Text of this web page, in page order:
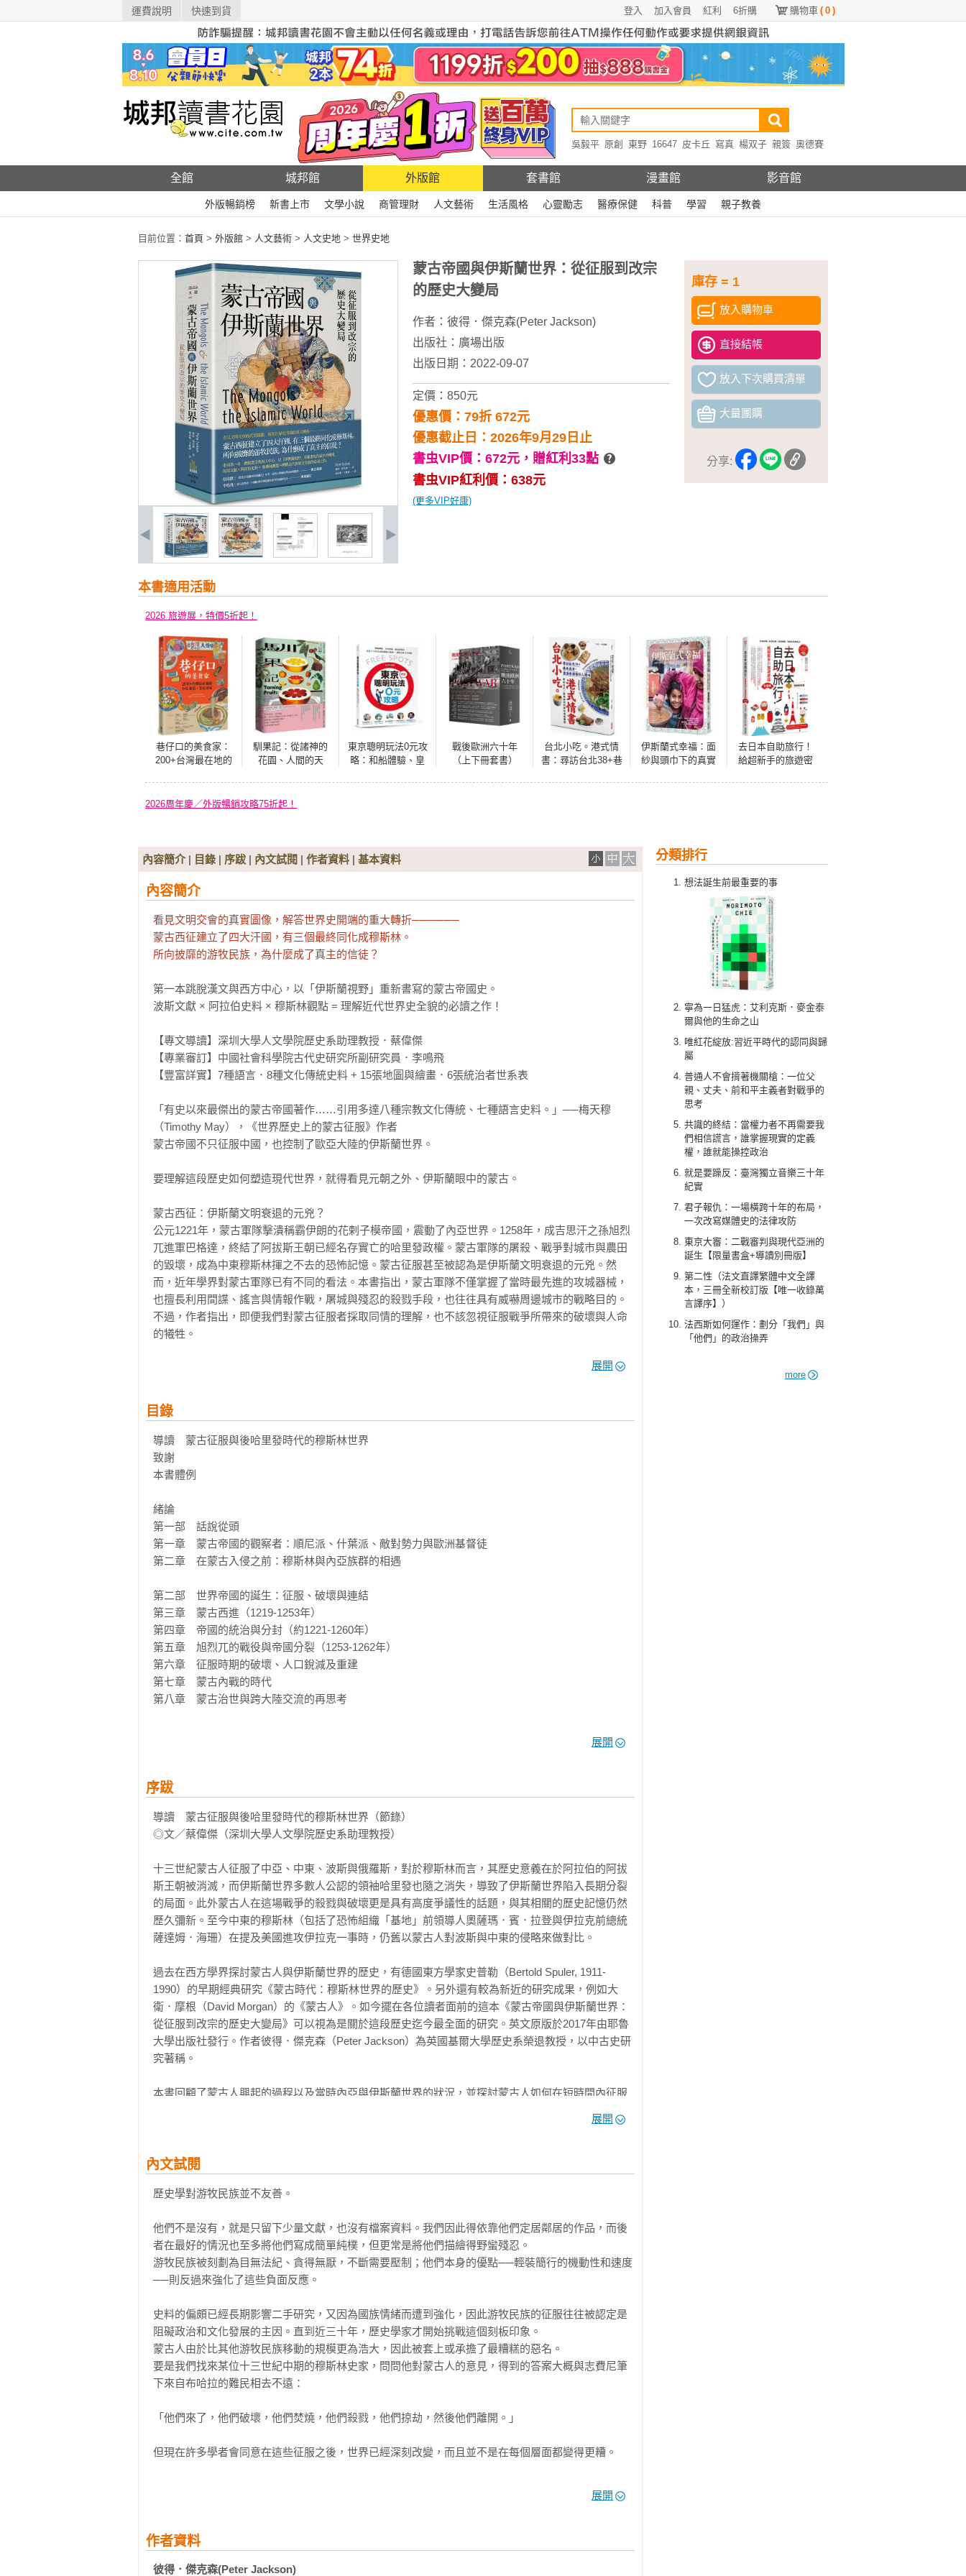
運費說明 快速到貨 購物車 ( 0 )
6折購
紅利
加入會員
登入
吳毅平 原創 東野 16647 皮卡丘 寫真 楊双子 親簽 奧德賽
全館 城邦館 外版館 套書館 漫畫館 影音館
外版暢銷榜 新書上市 文學小說 商管理財 人文藝術 生活風格 心靈勵志 醫療保健 科普 學習 親子教養
目前位置： 首頁 > 外版館 > 人文藝術 > 人文史地 > 世界史地
庫存 = 1
放入購物車
直接結帳
放入下次購買清單
大量團購
分享:
蒙古帝國與伊斯蘭世界：從征服到改宗
的歷史大變局
作者： 彼得．傑克森(Peter Jackson)
出版社： 廣場出版
出版日期：2022-09-07
定價：850元
優惠價：79折 672元
優惠截止日：2026年9月29日止
書虫VIP價：672元， 贈紅利33點
書虫VIP紅利價：638元
(更多VIP好康)
本書適用活動
2026 旅遊展，特價5折起！
巷仔口的美食家：
200+台灣最在地的
馴果記：從諸神的
花園、人間的天
果園改造土地、誘
東京聰明玩法0元攻
略：和船體驗、皇
戰後歐洲六十年
（上下冊套書）
台北小吃。港式情
書：尋訪台北38+巷
伊斯蘭式幸福：面
紗與頭巾下的真實
去日本自助旅行！
給超新手的旅遊密
2026周年慶／外版暢銷攻略75折起！
分類排行
想法誕生前最重要的事
寧為一日猛虎：艾利克斯．麥金泰
爾與他的生命之山
唯紅花綻放:習近平時代的認同與歸
屬
普通人不會揹著機關槍：一位父
親、丈夫、前和平主義者對戰爭的
思考
共識的終結：當權力者不再需要我
們相信謊言，誰掌握現實的定義
權，誰就能操控政治
就是要躁反：臺灣獨立音樂三十年
紀實
君子報仇：一場橫跨十年的布局，
一次改寫媒體史的法律攻防
東京大審：二戰審判與現代亞洲的
誕生【限量書盒+導讀別冊版】
第二性（法文直譯繁體中文全譯
本，三冊全新校訂版【唯一收錄萬
言譯序】）
法西斯如何運作：劃分「我們」與
「他們」的政治操弄
more
內容簡介| 目錄 | 序跋 | 內文試閱 | 作者資料 | 基本資料
內容簡介
看見文明交會的真實圖像，解答世界史開端的重大轉折──────
蒙古西征建立了四大汗國，有三個最終同化成穆斯林。
所向披靡的游牧民族，為什麼成了真主的信徒？
第一本跳脫漢文與西方中心，以「伊斯蘭視野」重新書寫的蒙古帝國史。
波斯文獻 × 阿拉伯史料 × 穆斯林觀點 = 理解近代世界史全貌的必讀之作！
【專文導讀】深圳大學人文學院歷史系助理教授．蔡偉傑
【專業審訂】中國社會科學院古代史研究所副研究員．李鳴飛
【豐富詳實】7種語言．8種文化傳統史料 + 15張地圖與繪畫．6張統治者世系表
「有史以來最傑出的蒙古帝國著作……引用多達八種宗教文化傳統、七種語言史料。」──梅天穆
（Timothy May），《世界歷史上的蒙古征服》作者
蒙古帝國不只征服中國，也控制了歐亞大陸的伊斯蘭世界。
要理解這段歷史如何塑造現代世界，就得看見元朝之外、伊斯蘭眼中的蒙古。
蒙古西征：伊斯蘭文明衰退的元兇？
公元1221年，蒙古軍隊擊潰稱霸伊朗的花剌子模帝國，震動了內亞世界。1258年，成吉思汗之孫旭烈
兀進軍巴格達，終結了阿拔斯王朝已經名存實亡的哈里發政權。蒙古軍隊的屠殺、戰爭對城市與農田
的毀壞，成為中東穆斯林揮之不去的恐怖記憶。蒙古征服甚至被認為是伊斯蘭文明衰退的元兇。然
而，近年學界對蒙古軍隊已有不同的看法。本書指出，蒙古軍隊不僅掌握了當時最先進的攻城器械，
也擅長利用間諜、謠言與情報作戰，屠城與殘忍的殺戮手段，也往往具有威嚇周邊城市的戰略目的。
不過，作者指出，即便我們對蒙古征服者採取同情的理解，也不該忽視征服戰爭所帶來的破壞與人命
的犧牲。
為可能。許多學者也認定這段時期為蒙古治世（Pax Mongolica），甚至視為「世界史的開端」。然
而，本書作者指出，帝國「分裂」可能比「治世」更接近歷史的實像。1260年後，由於汗位繼承問
題，蒙古分裂成四大汗國。汗國之間的內戰，不僅拖累了經濟復元的進程，也令陸路交通不時中斷，
並讓貿易與文化交流侷限在同屬托雷家族統治的伊朗與中國。儘管如此，在伊朗地區，穆斯林學者在
天文、醫學與科學領域，仍然產出了可觀的成果。
伊斯蘭眼中的蒙古：阿拉伯─波斯文獻的視野
蒙古帝國的統治者大量起用前朝的官僚階級，包括西亞地區的穆斯林。這些穆斯林，如同在元帝國底
下的漢人官僚，留下大量的史書紀錄，成為日後研究蒙古帝國史重要的資料來源。本書作者透過解讀
大量穆斯林留下的阿拉伯─波斯語文獻，重建蒙古西征與帝國建立的過程，並進一步討論蒙古汗國如何
義。蒙古人最終被伊斯蘭「同化」了嗎？還是伊斯蘭世界最終繼承了蒙古帝國的政治遺產？從穆斯林
的文獻視角，將帶我們看見蒙古帝國史相當不同的風景。
【本書關鍵議題】
‧蒙古帝國為何能在短時間內征服廣袤的穆斯林世界？
‧蒙古人究竟是恐怖屠夫還是文明統治者？
‧蒙古汗王與將士們為何接受伊斯蘭信仰？
【本書特色】
▲ 7種語言．8種文化傳統史料．最詳實呈現
▲ 收錄15張地圖與繪畫 + 6張統治者世系表．充分掌握蒙古帝國的歷史動態
▲ 波斯文獻 × 阿拉伯史料 × 穆斯林觀點 = 理解近代世界史全貌的必讀之作！
【推薦人】
【專文導讀】
蔡偉傑｜深圳大學人文學院歷史系助理教授
李鳴飛｜中國社會科學院古代史研究所副研究員
【共同推薦】
孔令偉│中研院史語所助研究員
朱振宏│中正大學歷史系教授兼系主任
苑默文│自由譯者、伊斯蘭藝術研究者
張育軒│「說說伊朗」創辦人
鍾子寅│故宮博物院助理研究員
★梅天穆（Timothy May）｜《世界歷史上的蒙古征服》作者：
得．傑克森的大作《蒙古帝國與伊斯蘭世界》橫空出世……光是參考書目便十分驚人，引用了來自八
★彼得．梵科潘（Peter Frankopan）｜《絲綢之路》作者、牛津大學歷史學教授：
「彼得．傑克森是全球傑出蒙古權威，他在本書重新評估成吉思汗及歷任統治者的征服如何影響伊斯
蘭世界。這是本充滿嶄新觀點的重要著作，讓我們理解蒙古人如何建造和維持包含數百萬穆斯林居民
★傑克．魏澤福（Jack Weatherford）｜《成吉思汗：近代世界的創造者》作者：
「我們終於有本全面審視蒙古征服到衰亡的學術分析。要了解蒙古對中亞與穆斯林世界的影響，彼
得．傑克森的《蒙古帝國與伊斯蘭世界》肯定是重要的參考著作。任何想瞭解穆斯林或蒙古史的人絕
對不能錯過此書。」
★大衛．摩根（David Morgan）｜威斯康辛大學麥迪遜分校歷史系榮譽教授：
「本書充分顯現了彼得．傑克森的淵博學識，這來自於他長年對歐洲與穆斯林文獻中的蒙古史料的鑽
「作者運用大量的波斯文、阿拉伯文與拉丁文史料，並借助了察合台文、蒙文、中文、敘利亞文與俄
展開
目錄
導讀　蒙古征服與後哈里發時代的穆斯林世界
致謝
本書體例
緒論
第一部　話說從頭
第一章　蒙古帝國的觀察者：順尼派、什葉派、敵對勢力與歐洲基督徒
第二章　在蒙古入侵之前：穆斯林與內亞族群的相遇
第二部　世界帝國的誕生：征服、破壞與連結
第三章　蒙古西進（1219-1253年）
第四章　帝國的統治與分封（約1221-1260年）
第五章　旭烈兀的戰役與帝國分裂（1253-1262年）
第六章　征服時期的破壞、人口銳減及重建
第七章　蒙古內戰的時代
第八章　蒙古治世與跨大陸交流的再思考
第十一章　不信道者統治下的社會
第四部　伊斯蘭化的起點
第十二章　「改宗」伊斯蘭的意義
尾聲　蒙古帝國的遺產
結論
附錄一　專有名詞詞彙表
附錄三　世系表與統治者列表
縮寫表
註釋
參考書目
展開
序跋
導讀　蒙古征服與後哈里發時代的穆斯林世界（節錄）
◎文／蔡偉傑（深圳大學人文學院歷史系助理教授）
十三世紀蒙古人征服了中亞、中東、波斯與俄羅斯，對於穆斯林而言，其歷史意義在於阿拉伯的阿拔
斯王朝被消滅，而伊斯蘭世界多數人公認的領袖哈里發也隨之消失，導致了伊斯蘭世界陷入長期分裂
的局面。此外蒙古人在這場戰爭的殺戮與破壞更是具有高度爭議性的話題，與其相關的歷史記憶仍然
歷久彌新。至今中東的穆斯林（包括了恐怖組織「基地」前領導人奧薩瑪．賓．拉登與伊拉克前總統
薩達姆．海珊）在提及美國進攻伊拉克一事時，仍舊以蒙古人對波斯與中東的侵略來做對比。
過去在西方學界探討蒙古人與伊斯蘭世界的歷史，有德國東方學家史普勒（Bertold Spuler, 1911-
1990）的早期經典研究《蒙古時代：穆斯林世界的歷史》。另外還有較為新近的研究成果，例如大
衛．摩根（David Morgan）的《蒙古人》。如今擺在各位讀者面前的這本《蒙古帝國與伊斯蘭世界：
從征服到改宗的歷史大變局》可以視為是關於這段歷史迄今最全面的研究。英文原版於2017年由耶魯
大學出版社發行。作者彼得．傑克森（Peter Jackson）為英國基爾大學歷史系榮退教授，以中古史研
究著稱。
本書回顧了蒙古人興起的過程以及當時內亞與伊斯蘭世界的狀況，並探討蒙古人如何在短時間內征服
讓其穆斯林臣民接受其統治，後來蒙古人如何接納伊斯蘭教，以及蒙古統治對伊斯蘭世界的影響等議
價，但是兩者之間存在不小的差異。簡而言之，對於穆斯林而言，蒙古人的統治較具侵入性和壓迫
僅使其對手難以利用聖戰（jihād）的名義來抵抗蒙古大軍，並且還有助降低其他穆斯林的反對。
關於蒙古人征服中亞與中東過程中發生的大規模屠殺，傑克森指出這主要發生於成吉思汗統治時期，
而非後來的旭烈兀西征。一方面是成吉思汗的軍事行動帶有報復性質，另一方面是旭烈兀西征時許多
的七年遠征最大的不同之處並非沒有造成屠殺或破壞，而是前者執行重建措施的速度來得更快。傑克
森提醒讀者，若將伊斯蘭土地的荒蕪僅僅歸因於成吉思汗到旭烈兀遠征的軍事行動，恐怕都是不完整
的。
（更多精彩導讀，請見本書內容）
展開
內文試閱
歷史學對游牧民族並不友善。
他們不是沒有，就是只留下少量文獻，也沒有檔案資料。我們因此得依靠他們定居鄰居的作品，而後
者在最好的情況也至多將他們寫成簡單純樸，但更常是將他們描繪得野蠻殘忍。
游牧民族被刻劃為目無法紀、貪得無厭，不斷需要壓制；他們本身的優點──輕裝簡行的機動性和速度
──則反過來強化了這些負面反應。
史料的偏頗已經長期影響二手研究，又因為國族情緒而遭到強化，因此游牧民族的征服往往被認定是
阻礙政治和文化發展的主因。直到近三十年，歷史學家才開始挑戰這個刻板印象。
蒙古人由於比其他游牧民族移動的規模更為浩大，因此被套上或承擔了最糟糕的惡名。
要是我們找來某位十三世紀中期的穆斯林史家，問問他對蒙古人的意見，得到的答案大概與志費尼筆
下來自布哈拉的難民相去不遠：
「他們來了，他們破壞，他們焚燒，他們殺戮，他們掠劫，然後他們離開。」
但現在許多學者會同意在這些征服之後，世界已經深刻改變，而且並不是在每個層面都變得更糟。
長。蒙古人對此一發展的貢獻主要是商業稅的簡化、王室成員與其他貴族贊助商人的預付投資、對特
來的大量白銀。
蒙古統治時代也刺激了伊斯蘭世界的智識和文化活動。成群新征服的臣民被雙向遷移到亞洲各地，且
展開
作者資料
彼得．傑克森(Peter Jackson)